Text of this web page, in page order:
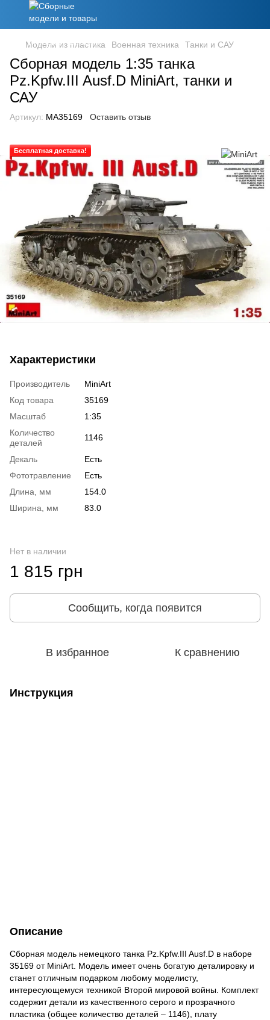
Модели из пластика Военная техника Танки и САУ
Сборная модель 1:35 танка
Pz.Kpfw.III Ausf.D MiniArt, танки и
САУ
Артикул: MA35169 Оставить отзыв
Бесплатная доставка!
Характеристики
Производитель
MiniArt
Код товара
35169
Масштаб
1:35
Количество
деталей
1146
Декаль
Есть
Фототравление
Есть
Длина, мм
154.0
Ширина, мм
83.0
Нет в наличии
1 815 грн
Сообщить, когда появится
В избранное К сравнению
Инструкция
Описание
Сборная модель немецкого танка Pz.Kpfw.ІII Ausf.D в наборе
35169 от MiniArt. Модель имеет очень богатую деталировку и
станет отличным подарком любому моделисту,
интересующемуся техникой Второй мировой войны. Комплект
содержит детали из качественного серого и прозрачного
пластика (общее количество деталей – 1146), плату